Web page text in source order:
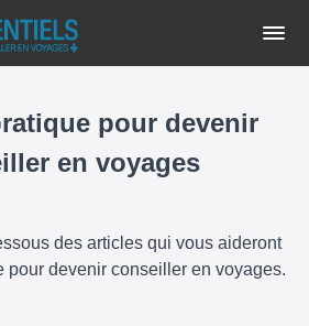
pour devenir
en voyages
des articles qui vous aideront
pour devenir conseiller en voyages.